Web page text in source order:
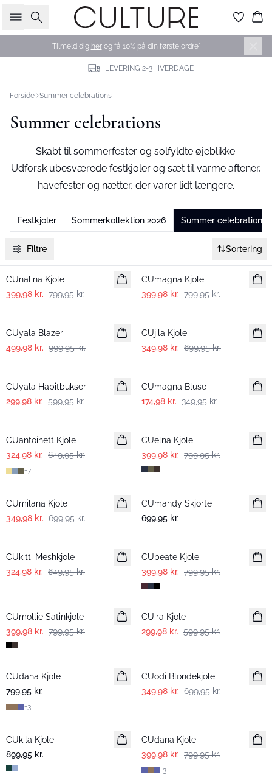
Søg
Tilmeld dig herog få 10% på din første ordre*
LEVERING 2-3 HVERDAGE
Forside Summer celebrations
Summer celebrations
Skabt til sommerfester og solfyldte øjeblikke.
Udforsk ubesværede festkjoler og sæt til varme aftener,
havefester og nætter, der varer lidt længere.
Festkjoler Sommerkollektion 2026 Summer celebrations
Filtre Sortering
-50%
CUnalina Kjole
399,98 kr. 799,95 kr.
CUmagna Kjole
399,98 kr. 799,95 kr.
CUyala Blazer
499,98 kr. 999,95 kr.
CUjila Kjole
349,98 kr. 699,95 kr.
CUyala Habitbukser
299,98 kr. 599,95 kr.
CUmagna Bluse
174,98 kr. 349,95 kr.
CUantoinett Kjole
324,98 kr. 649,95 kr.
+7
CUelna Kjole
399,98 kr. 799,95 kr.
CUmilana Kjole
349,98 kr. 699,95 kr.
CUmandy Skjorte
699,95 kr.
CUkitti Meshkjole
324,98 kr. 649,95 kr.
CUbeate Kjole
399,98 kr. 799,95 kr.
CUmollie Satinkjole
399,98 kr. 799,95 kr.
-50%
CUira Kjole
299,98 kr. 599,95 kr.
CUdana Kjole
799,95 kr.
+3
CUodi Blondekjole
349,98 kr. 699,95 kr.
CUkila Kjole
899,95 kr.
CUdana Kjole
399,98 kr. 799,95 kr.
+3